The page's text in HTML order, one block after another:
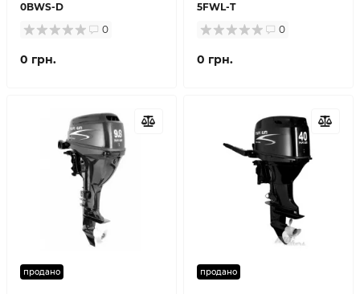
0BWS-D
0
0 грн.
5FWL-T
0
0 грн.
продано продано